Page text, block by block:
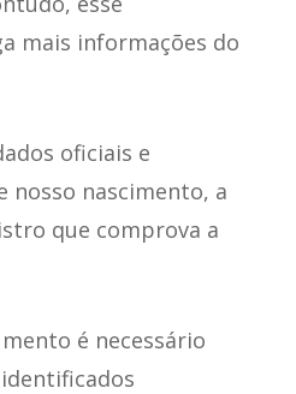
mais informações do
oficiais e
nascimento, a
que comprova a
é necessário